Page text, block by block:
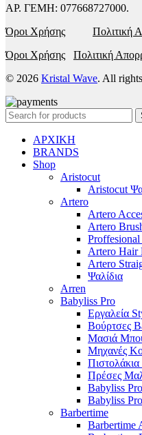
ΑΡ. ΓΕΜΗ: 077668727000.
Όροι Χρήσης
Πολιτική
Όροι Χρήσης
Πολιτική
© 2026 Kristal Wave. All
ΑΡΧΙΚΗ
BRANDS
Shop
Aristocut
Aristocut
Artero
Artero
Artero
Artero Hair
Artero
Ψαλίδια
Arren
Babyliss Pro
Εργαλεία
Βούρτσες
Μασιά
Μηχανές
Πρέσες
Babyliss
Babyliss
Barbertime
Barbertime